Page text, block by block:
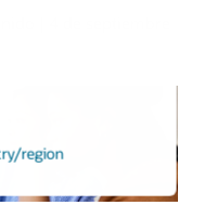
region
| 4 de septiembre